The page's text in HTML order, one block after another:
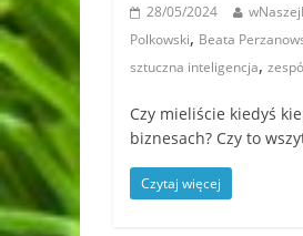
28/05/2024
Polkowski, Beata
sztuczna inteligencja,
Czy mieliście kiedyś
biznesach? Czy to
Czytaj więcej